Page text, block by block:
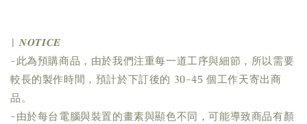
| 𝑵𝑶𝑻𝑰𝑪𝑬
-此為預購商品，由於我們注重每一道工序與細節，所以需要
較長的製作時間，預計於下訂後的 30-45 個工作天寄出商
品。
-由於每台電腦與裝置的畫素與顯色不同，可能導致商品有顏